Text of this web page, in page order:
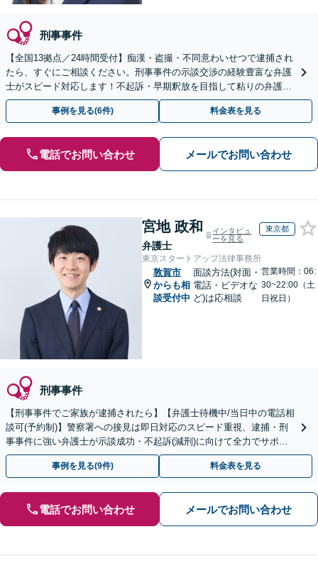
刑事事件
【全国13拠点／24時間受付】痴漢・盗撮・不同意わいせつで逮捕され
たら、すぐにご相談ください。刑事事件の示談交渉の経験豊富な弁護
士がスピード対応します！不起訴・早期釈放を目指して粘りの弁護活
動を行います。
事例を見る(6件) 料金表を見る
電話でお問い合わせ メールでお問い合わせ
宮地 政和
弁護士
インタビュ
ーを見る
東京都
東京スタートアップ法律事務所
敦賀市
からも相
談受付中
面談方法(対面・
電話・ビデオな
ど)は応相談
営業時間：06:
30~22:00（土
日祝日）
刑事事件
【刑事事件でご家族が逮捕されたら】【弁護士待機中/当日中の電話相
談可(予約制)】警察署への接見は即日対応のスピード重視、逮捕・刑
事事件に強い弁護士が示談成功・不起訴(減刑)に向けて全力でサポー
トします。【加害者側の相談専門】
事例を見る(9件) 料金表を見る
電話でお問い合わせ メールでお問い合わせ